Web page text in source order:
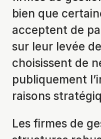
bien que
acceptent de
sur leur levée
choisissent de
publiquement
raisons
Les firmes de